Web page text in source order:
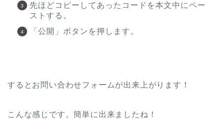
先ほどコピーしてあったコードを本文中にペー
ストする。
「公開」ボタンを押します。
するとお問い合わせフォームが出来上がります！
こんな感じです。簡単に出来ましたね！